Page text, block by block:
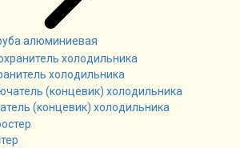
алюминиевая
холодильника
(концевик) холодильника